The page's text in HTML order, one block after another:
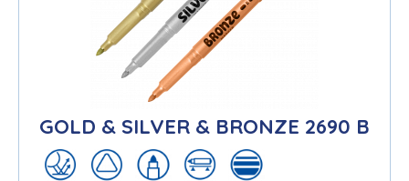
GOLD & SILVER & BRONZE 2690 B